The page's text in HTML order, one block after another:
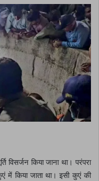
विसर्जन किया जाना था। परंपरा
में किया जाता था। इसी कुएं की